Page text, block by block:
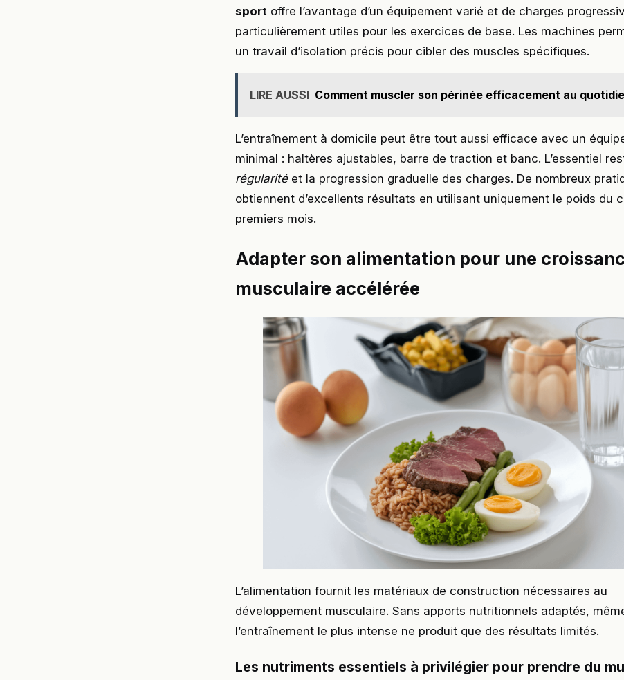
sport offre l’avantage d’un équipement varié et de charges
particulièrement utiles pour les exercices de base. Les machines
un travail d’isolation précis pour cibler des muscles spécifiques.
LIRE AUSSI Comment muscler son périnée efficacement au
L’entraînement à domicile peut être tout aussi efficace avec un
minimal : haltères ajustables, barre de traction et banc. L’essentiel
régularitéet la progression graduelle des charges. De nombreux
obtiennent d’excellents résultats en utilisant uniquement le poids du
premiers mois.
Adapter son alimentation pour une
musculaire accélérée
L’alimentation fournit les matériaux de construction nécessaires au
développement musculaire. Sans apports nutritionnels adaptés,
l’entraînement le plus intense ne produit que des résultats limités.
Les nutriments essentiels à privilégier pour prendre du